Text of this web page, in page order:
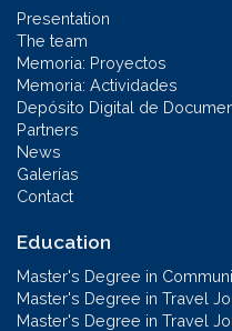
Presentation
The team
Memoria: Proyectos
Memoria: Actividades
Depósito Digital de
Partners
News
Galerías
Contact
Education
Master's Degree in
Master's Degree in Travel
Master's Degree in Travel